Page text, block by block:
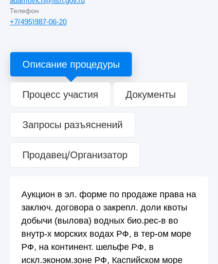
Телефон
+7(495)987-06-20
Описание процедуры
Процесс участия Документы
Запросы разъяснений
Продавец/Организатор
Аукцион в эл. форме по продаже права на
заключ. договора о закрепл. доли квоты
добычи (вылова) водных био.рес-в во
внутр-х морских водах РФ, в тер-ом море
РФ, на континент. шельфе РФ, в
искл.эконом.зоне РФ, Каспийском море